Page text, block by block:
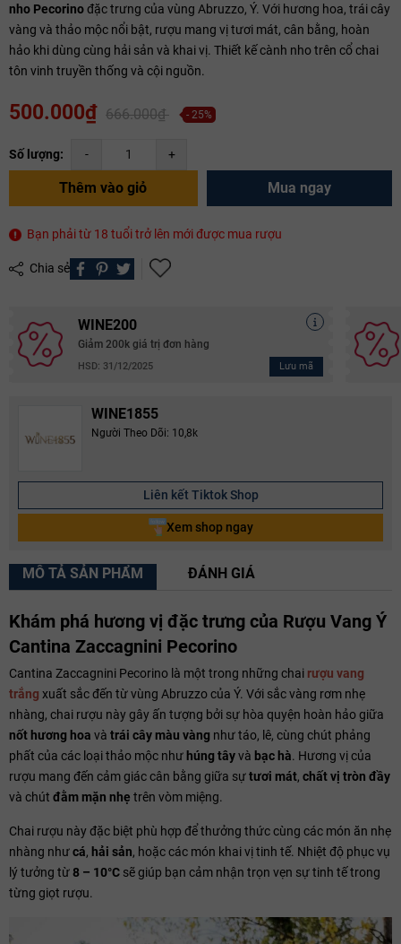
nho Pecorinođặc trưng của vùng Abruzzo, Ý. Với hương hoa, trái cây
vàng và thảo mộc nổi bật, rượu mang vị tươi mát, cân bằng, hoàn
hảo khi dùng cùng hải sản và khai vị. Thiết kế cành nho trên cổ chai
tôn vinh truyền thống và cội nguồn.
500.000₫ 666.000₫ - 25%
Số lượng: - +
Thêm vào giỏ Mua ngay
Bạn phải từ 18 tuổi trở lên mới được mua rượu
Chia sẻ
WINE200
Giảm 200k giá trị đơn hàng
HSD: 31/12/2025 Lưu mã
WINE1855
Người Theo Dõi: 10,8k
Liên kết Tiktok Shop
Xem shop ngay
MÔ TẢ SẢN PHẨM ĐÁNH GIÁ
Khám phá hương vị đặc trưng của Rượu Vang Ý
Cantina Zaccagnini Pecorino
Cantina Zaccagnini Pecorino là một trong những chai rượu vang
trắng xuất sắc đến từ vùng Abruzzo của Ý. Với sắc vàng rơm nhẹ
nhàng, chai rượu này gây ấn tượng bởi sự hòa quyện hoàn hảo giữa
nốt hương hoa và trái cây màu vàng như táo, lê, cùng chút phảng
phất của các loại thảo mộc như húng tâyvà bạc hà. Hương vị của
rượu mang đến cảm giác cân bằng giữa sựtươi mát, chất vị tròn đầy
và chút đằm mặn nhẹ trên vòm miệng.
Chai rượu này đặc biệt phù hợp để thưởng thức cùng các món ăn nhẹ
nhàng nhưcá, hải sản, hoặc các món khai vị tinh tế. Nhiệt độ phục vụ
lý tưởng từ8 – 10°C sẽ giúp bạn cảm nhận trọn vẹn sự tinh tế trong
từng giọt rượu.